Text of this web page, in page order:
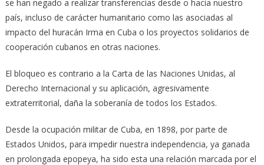
se han negado a realizar transferencias desde o hacia nuestro
país, incluso de carácter humanitario como las asociadas al
impacto del huracán Irma en Cuba o los proyectos solidarios de
cooperación cubanos en otras naciones.
El bloqueo es contrario a la Carta de las Naciones Unidas, al
Derecho Internacional y su aplicación, agresivamente
extraterritorial, daña la soberanía de todos los Estados.
Desde la ocupación militar de Cuba, en 1898, por parte de
Estados Unidos, para impedir nuestra independencia, ya ganada
en prolongada epopeya, ha sido esta una relación marcada por el